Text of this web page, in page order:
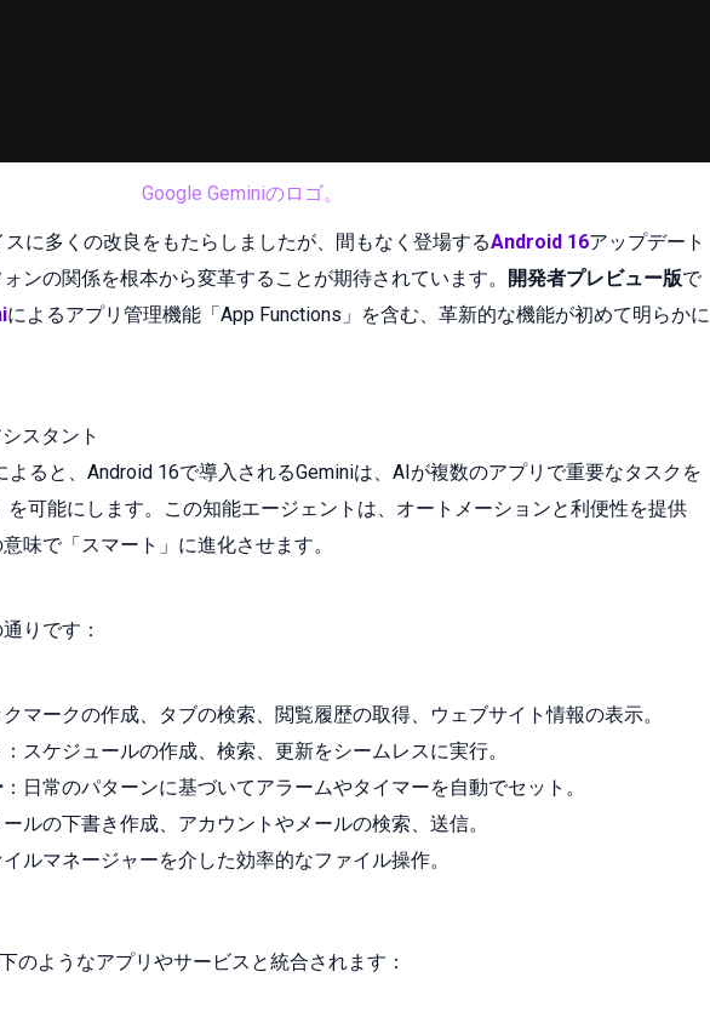
Google Geminiのロゴ。
に多くの改良をもたらしましたが、間もなく登場するAndroid 16アップデート
ンの関係を根本から変革することが期待されています。
開発者プレビュー版で
によるアプリ管理機能「App Functions」を含む、革新的な機能が初めて明らかに
スタント
よると、Android 16で導入されるGeminiは、AIが複数のアプリで重要なタスクを
を可能にします。この知能エージェントは、オートメーションと利便性を提供
味で「スマート」に進化させます。
りです：
クマークの作成、タブの検索、閲覧履歴の取得、ウェブサイト情報の表示。
：スケジュールの作成、検索、更新をシームレスに実行。
：日常のパターンに基づいてアラームやタイマーを自動でセット。
ルの下書き作成、アカウントやメールの検索、送信。
イルマネージャーを介した効率的なファイル操作。
のようなアプリやサービスと統合されます：